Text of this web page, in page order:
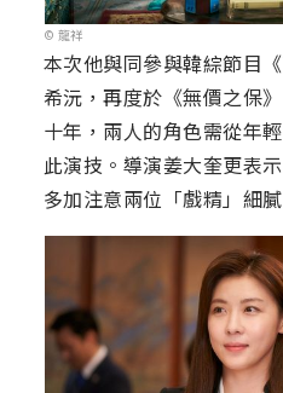
© 龍祥
本次他與同參與韓綜節目
希沅，再度於《無價之保
十年，兩人的角色需從年
此演技。導演姜大奎更表
多加注意兩位「戲精」細